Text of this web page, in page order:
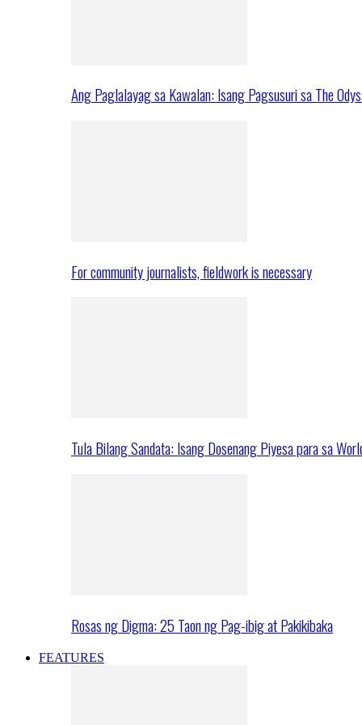
Ang Paglalayag sa Kawalan: Isang Pagsusuri sa The
For community journalists, fieldwork is necessary
Tula Bilang Sandata: Isang Dosenang Piyesa para sa
Rosas ng Digma: 25 Taon ng Pag-ibig at Pakikibaka
FEATURES